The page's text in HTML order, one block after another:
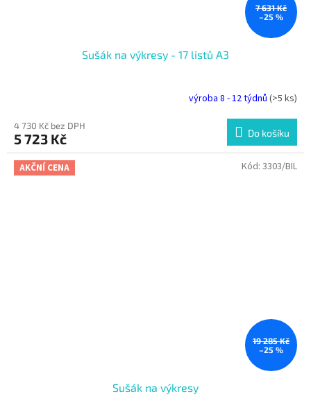
7 631 Kč
–25 %
Sušák na výkresy - 17 listů A3
výroba 8 - 12 týdnů (>5 ks)
4 730 Kč bez DPH
5 723 Kč Do košíku
AKČNÍ CENA
19 285 Kč
–25 %
Sušák na výkresy
Kód: 3303/BIL